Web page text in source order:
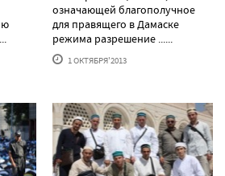
означающей благополучное
для правящего в Дамаске
режима разрешение ......
1 ОКТЯБРЯ'2013